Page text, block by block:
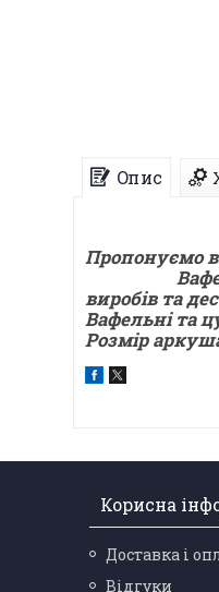
Опис
Пропонуємо
Вафельний
виробів та
Вафельні та
Розмір
Корисна
Доставка і
Відгуки